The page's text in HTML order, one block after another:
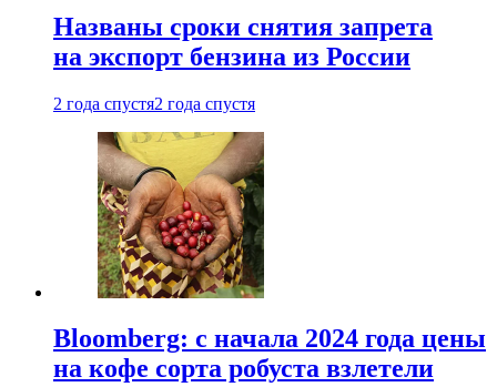
Названы сроки снятия запрета
на экспорт бензина из России
2 года спустя2 года спустя
Bloomberg: с начала 2024 года цены
на кофе сорта робуста взлетели